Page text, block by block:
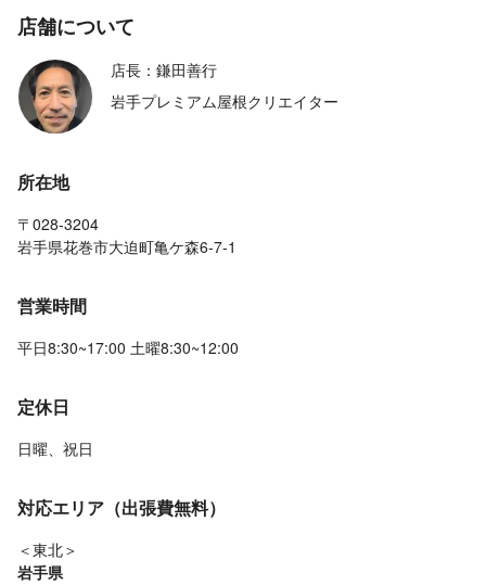
店舗について
店長：鎌田善行
岩手プレミアム屋根クリエイター
所在地
〒028-3204
岩手県花巻市大迫町亀ケ森6-7-1
営業時間
平日8:30~17:00 土曜8:30~12:00
定休日
日曜、祝日
対応エリア（出張費無料）
＜東北＞
岩手県